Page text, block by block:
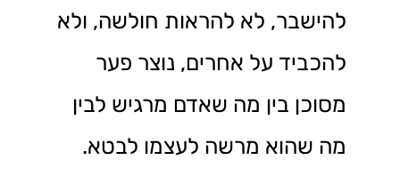
להישבר, לא להראות חולשה, ולא
להכביד על אחרים, נוצר פער
מסוכן בין מה שאדם מרגיש לבין
מה שהוא מרשה לעצמו לבטא.